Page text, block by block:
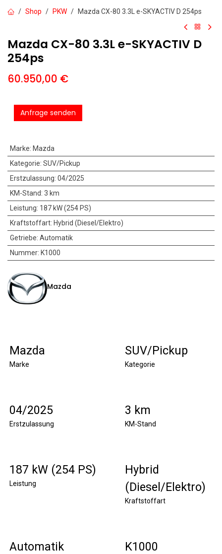
Shop PKW Mazda CX-80 3.3L e-SKYACTIV D 254ps
Mazda CX-80 3.3L e-SKYACTIV D
254ps
60.950,00 €
Anfrage senden
Marke: Mazda
Kategorie: SUV/Pickup
Erstzulassung: 04/2025
KM-Stand: 3 km
Leistung: 187 kW (254 PS)
Kraftstoffart: Hybrid (Diesel/Elektro)
Getriebe: Automatik
Nummer: K1000
Mazda
Mazda
Marke
SUV/Pickup
Kategorie
04/2025
Erstzulassung
3 km
KM-Stand
187 kW (254 PS)
Leistung
Hybrid
(Diesel/Elektro)
Kraftstoffart
Automatik K1000